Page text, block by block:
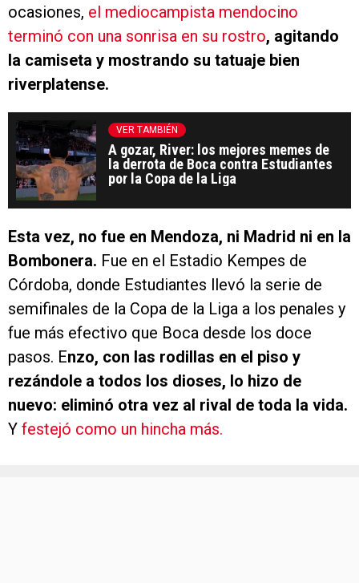
ocasiones, el mediocampista mendocino
terminó con una sonrisa en su rostro, agitando
la camiseta y mostrando su tatuaje bien
riverplatense.
VER TAMBIÉN
A gozar, River: los mejores memes de
la derrota de Boca contra Estudiantes
por la Copa de la Liga
Esta vez, no fue en Mendoza, ni Madrid ni en la
Bombonera. Fue en el Estadio Kempes de
Córdoba, donde Estudiantes llevó la serie de
semifinales de la Copa de la Liga a los penales y
fue más efectivo que Boca desde los doce
pasos. Enzo, con las rodillas en el piso y
rezándole a todos los dioses, lo hizo de
nuevo: eliminó otra vez al rival de toda la vida.
Y festejó como un hincha más.